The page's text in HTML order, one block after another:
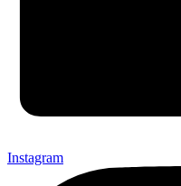
Instagram